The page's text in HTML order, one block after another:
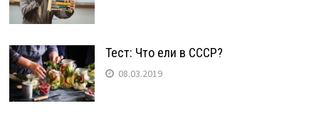
Тест: Что ели в СССР?
08.03.2019